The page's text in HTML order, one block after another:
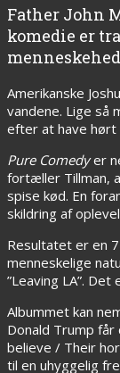
Father John
komedie er
Amerikanske
vandene. Lige så
efter at have hørt
Pure Comedyer
fortæller Tillman,
spise kød. En
skildring af
Resultatet er en
menneskelige
”Leaving LA”.
Albummet kan
Donald Trump
believe / Their
til en uhyggelig